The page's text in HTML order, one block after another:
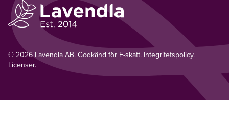
© 2026 Lavendla AB. Godkänd för F-skatt. Integritetspolicy.
Licenser.